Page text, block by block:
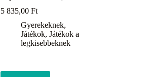
5 835,00Ft
Gyerekeknek,
Játékok,Játékok a
legkisebbeknek